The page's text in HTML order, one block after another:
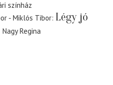
színház
- Miklós Tibor Légy jó
Nagy Regina